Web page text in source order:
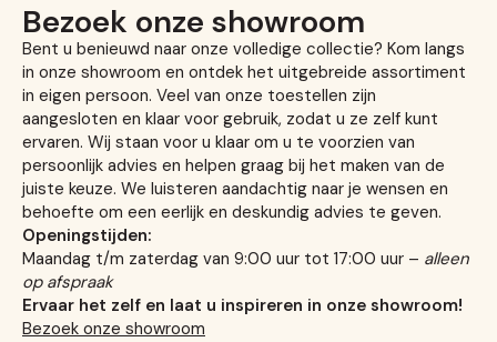
Bezoek onze showroom
Bent u benieuwd naar onze volledige collectie? Kom langs
in onze showroom en ontdek het uitgebreide assortiment
in eigen persoon. Veel van onze toestellen zijn
aangesloten en klaar voor gebruik, zodat u ze zelf kunt
ervaren. Wij staan voor u klaar om u te voorzien van
persoonlijk advies en helpen graag bij het maken van de
juiste keuze. We luisteren aandachtig naar je wensen en
behoefte om een eerlijk en deskundig advies te geven.
Openingstijden:
Maandag t/m zaterdag van 9:00 uur tot 17:00 uur – alleen
op afspraak
Ervaar het zelf en laat u inspireren in onze showroom!
Bezoek onze showroom